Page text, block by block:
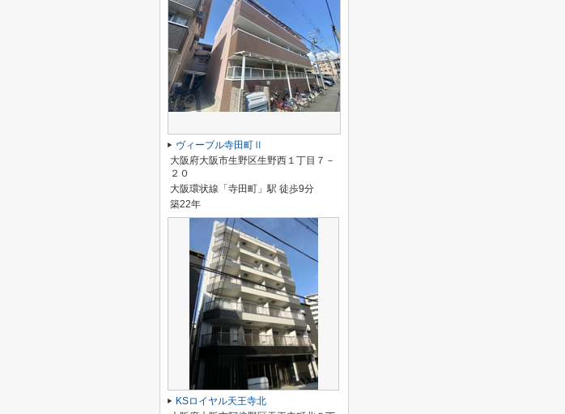
ヴィーブル寺田町Ⅱ
大阪府大阪市生野区生野西１丁目７－
２０
大阪環状線「寺田町」駅 徒歩9分
築22年
KSロイヤル天王寺北